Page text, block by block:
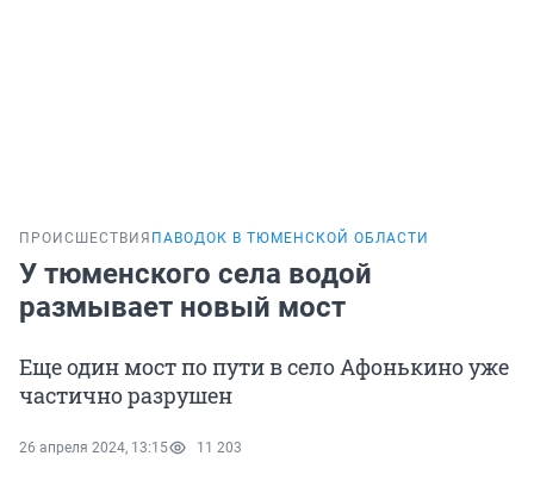
ПРОИСШЕСТВИЯ ПАВОДОК В ТЮМЕНСКОЙ ОБЛАСТИ
У тюменского села водой
размывает новый мост
Еще один мост по пути в село Афонькино уже
частично разрушен
26 апреля 2024, 13:15 11 203